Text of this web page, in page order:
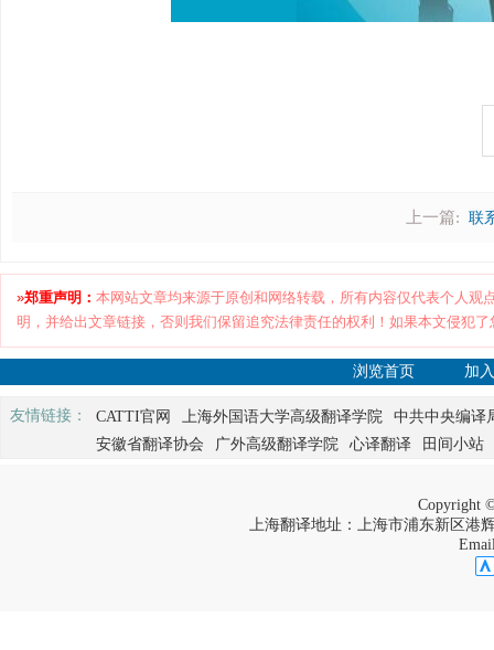
上一篇: 联
»郑重声明： 本网站文章均来源于原创和网络转载，所有内容仅代表个人
明，并给出文章链接，否则我们保留追究法律责任的权利！如果本文侵犯
浏览首页 加
友情链接： CATTI官网 上海外国语大学高级翻译学院
中共中央编译
安徽省翻译协会
广外高级翻译学院 心译翻译 田间小站
Copyright
上海翻译地址：上海市浦东新区港